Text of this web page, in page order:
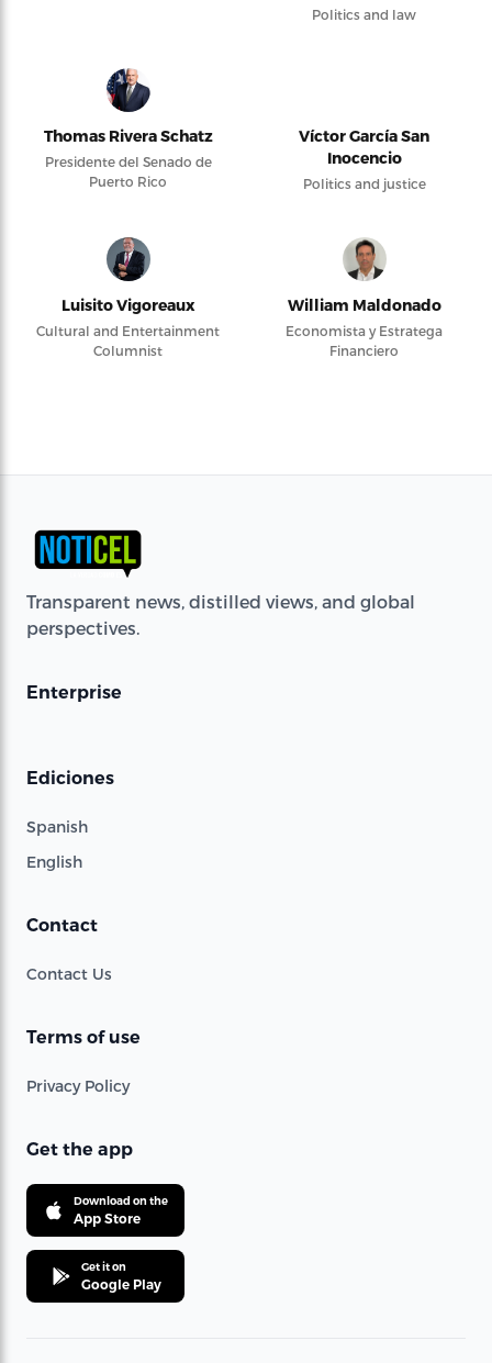
Politics and law
Thomas Rivera Schatz
Presidente del Senado de
Puerto Rico
Víctor García San
Inocencio
Politics and justice
Luisito Vigoreaux
Cultural and Entertainment
Columnist
William Maldonado
Economista y Estratega
Financiero
Transparent news, distilled views, and global
perspectives.
Enterprise
Ediciones
Spanish
English
Contact
Contact Us
Terms of use
Privacy Policy
Get the app
Download on the
App Store
Get it on
Google Play